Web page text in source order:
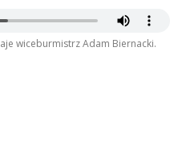
wiceburmistrz Adam Biernacki.